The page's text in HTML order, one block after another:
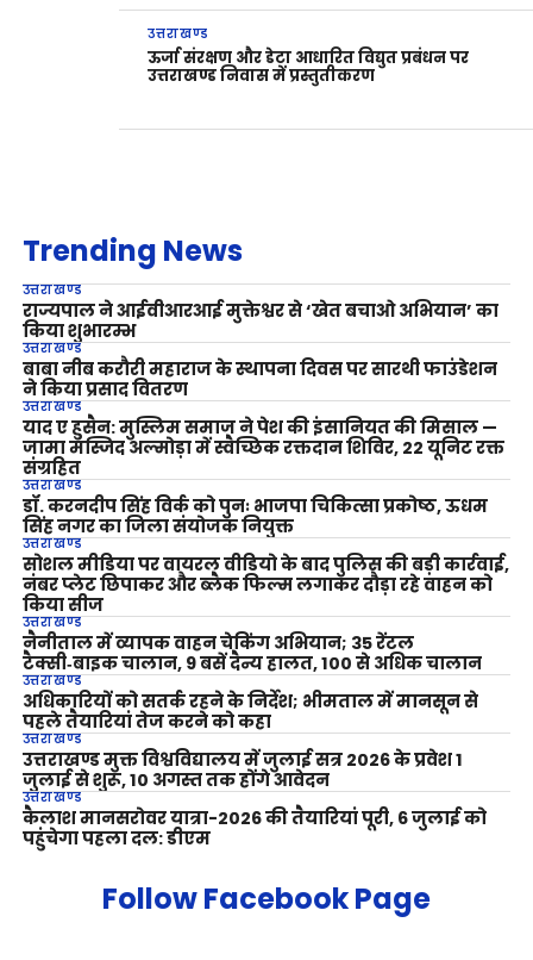
उत्तराखण्ड
ऊर्जा संरक्षण और डेटा आधारित विद्युत प्रबंधन पर
उत्तराखण्ड निवास में प्रस्तुतीकरण
Trending News
उत्तराखण्ड
राज्यपाल ने आईवीआरआई मुक्तेश्वर से ‘खेत बचाओ अभियान’ का
किया शुभारम्भ
उत्तराखण्ड
बाबा नीब करौरी महाराज के स्थापना दिवस पर सारथी फाउंडेशन
ने किया प्रसाद वितरण
उत्तराखण्ड
याद ए हुसैन: मुस्लिम समाज ने पेश की इंसानियत की मिसाल —
जामा मस्जिद अल्मोड़ा में स्वैच्छिक रक्तदान शिविर, 22 यूनिट रक्त
संग्रहित
उत्तराखण्ड
डॉ. करनदीप सिंह विर्क को पुनः भाजपा चिकित्सा प्रकोष्ठ, ऊधम
सिंह नगर का जिला संयोजक नियुक्त
उत्तराखण्ड
सोशल मीडिया पर वायरल वीडियो के बाद पुलिस की बड़ी कार्रवाई,
नंबर प्लेट छिपाकर और ब्लैक फिल्म लगाकर दौड़ा रहे वाहन को
किया सीज
उत्तराखण्ड
नैनीताल में व्यापक वाहन चेकिंग अभियान; 35 रेंटल
टैक्सी‑बाइक चालान, 9 बसें दैन्य हालत, 100 से अधिक चालान
उत्तराखण्ड
अधिकारियों को सतर्क रहने के निर्देश; भीमताल में मानसून से
पहले तैयारियां तेज करने को कहा
उत्तराखण्ड
उत्तराखण्ड मुक्त विश्वविद्यालय में जुलाई सत्र 2026 के प्रवेश 1
जुलाई से शुरू, 10 अगस्त तक होंगे आवेदन
उत्तराखण्ड
कैलाश मानसरोवर यात्रा-2026 की तैयारियां पूरी, 6 जुलाई को
पहुंचेगा पहला दल: डीएम
Follow Facebook Page